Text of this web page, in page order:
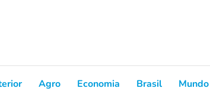
Agro Economia Brasil Mundo